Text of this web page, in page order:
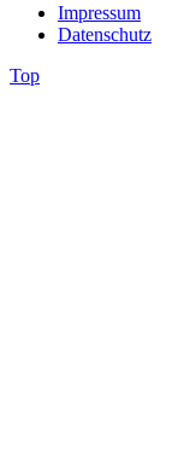
Impressum
Datenschutz
Top